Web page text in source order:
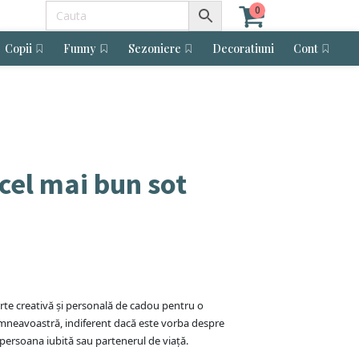
0
Copii Funny Sezoniere Decoratiuni Cont
mai bun sot
creativă și personală de cadou pentru o
indiferent dacă este vorba despre
iubită sau partenerul de viață.